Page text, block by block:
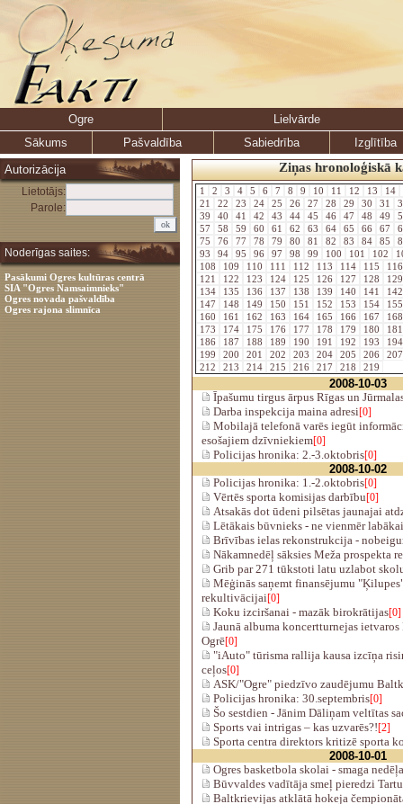
Ogre
Lielvārde
Sākums
Pašvaldība Sabiedrība
Izglītība
Autorizācija
Lietotājs:
Parole:
Noderīgas saites:
Pasākumi Ogres kultūras centrā
SIA "Ogres Namsaimnieks"
Ogres novada pašvaldība
Ogres rajona slimnīca
Ziņas hronoloģiskā
1 2 3 4 5 6 7 8 9 10 11 12 13 14
21
22 23 24 25 26 27 28 29 30 31
39
40 41 42 43 44 45 46 47 48 49
57
58 59 60 61 62 63 64 65 66 67
75
76 77 78 79 80 81 82 83 84 85
93
94 95 96 97 98 99 100 101 102
108
109 110 111 112 113 114 115
121
122 123 124 125 126 127 128
134
135 136 137 138 139 140 141
147
148 149 150 151 152 153 154
160
161 162 163 164 165 166 167
173
174 175 176 177 178 179 180
186
187 188 189 190 191 192 193
199
200 201 202 203 204 205 206
212
213 214 215 216 217 218 219
2008-10-03
Īpašumu tirgus ārpus Rīgas un
Darba inspekcija maina adresi[0]
Mobilajā telefonā varēs iegūt
esošajiem dzīvniekiem[0]
Policijas hronika: 2.-3.oktobris[0]
2008-10-02
Policijas hronika: 1.-2.oktobris[0]
Vērtēs sporta komisijas darbību[0]
Atsakās dot ūdeni pilsētas jaunajai
Lētākais būvnieks - ne vienmēr
Brīvības ielas rekonstrukcija -
Nākamnedēļ sāksies Meža prospekta
Grib par 271 tūkstoti latu uzlabot
Mēģinās saņemt finansējumu
rekultivācijai[0]
Koku izciršanai - mazāk birokrātijas[0]
Jaunā albuma koncertturnejas
Ogrē[0]
"iAuto" tūrisma rallija kausa izcīņa
ceļos[0]
ASK/"Ogre" piedzīvo zaudējumu
Policijas hronika: 30.septembris[0]
Šo sestdien - Jānim Dāliņam veltītas
Sports vai intrigas – kas uzvarēs?![2]
Sporta centra direktors kritizē sporta
2008-10-01
Ogres basketbola skolai - smaga
Būvvaldes vadītāja smeļ pieredzi Tartu
Baltkrievijas atklātā hokeja